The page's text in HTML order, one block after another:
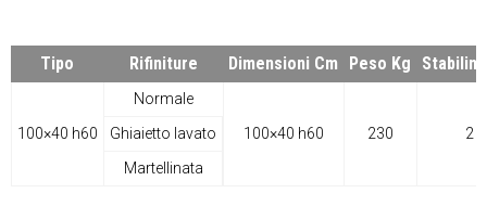
Tipo Rifiniture Dimensioni Cm Peso Kg
100×40 h60
Normale
100×40 h60
230 2
Ghiaietto lavato
Martellinata